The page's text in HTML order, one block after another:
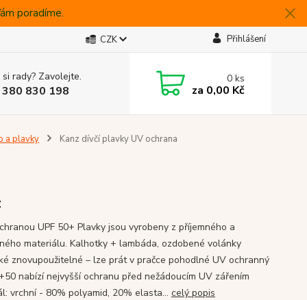
poradíme.
CZK Přihlášení
rady? Zavolejte.
830 198
0ks
za 0,00 Kč
a plavky Kanz dívčí plavky UV ochrana
UPF 50+ Plavky jsou vyrobeny z příjemného a
materiálu. Kalhotky + lambáda, ozdobené volánky
znovupoužitelné – lze prát v pračce pohodlné UV ochranný
nabízí nejvyšší ochranu před nežádoucím UV zářením
vrchní - 80% polyamid, 20% elasta... celý popis